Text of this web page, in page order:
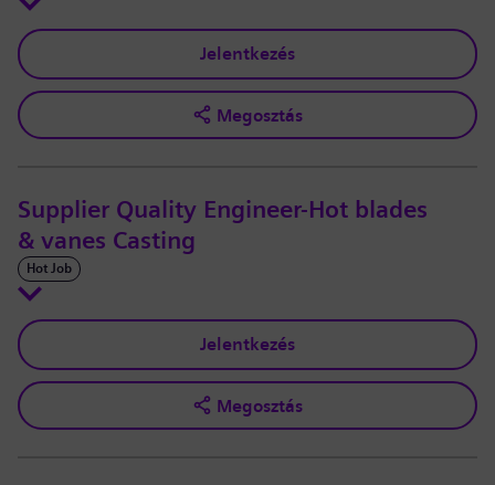
Jelentkezés
Megosztás
Supplier Quality Engineer-Hot blades
& vanes Casting
Hot Job
Jelentkezés
Megosztás